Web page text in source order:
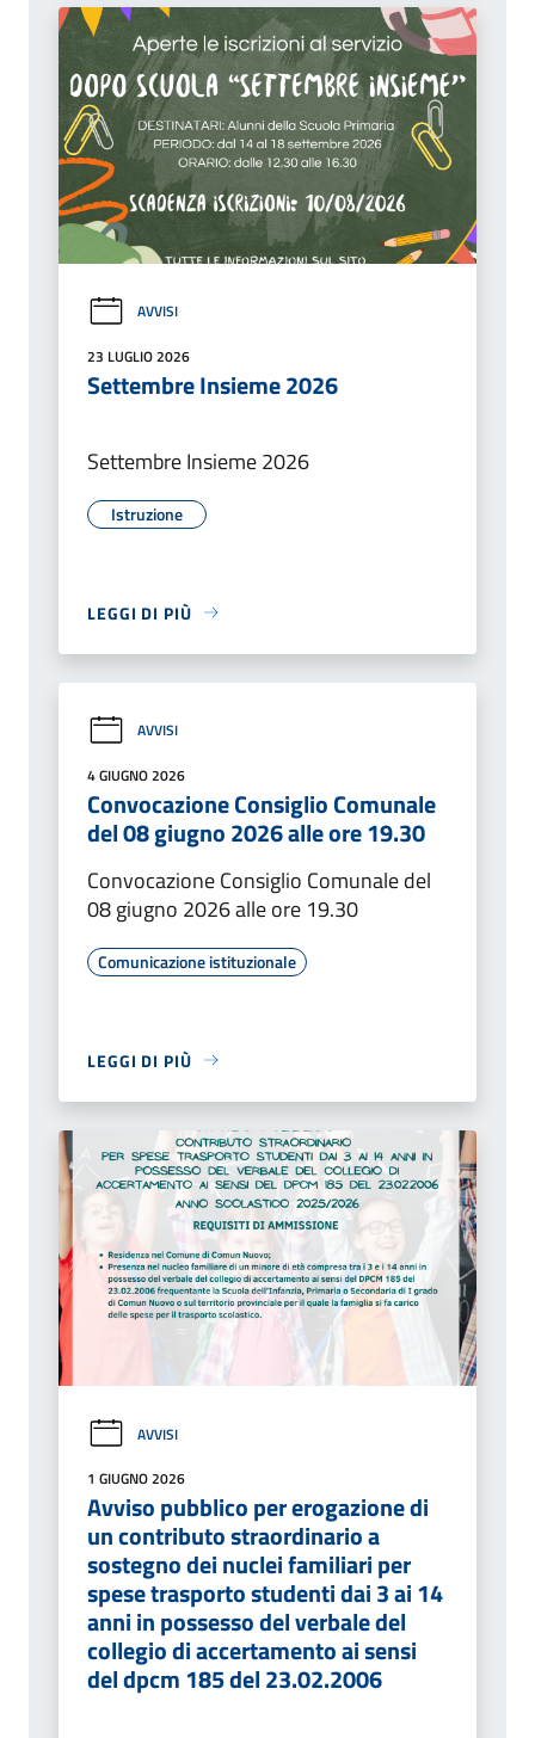
AVVISI
23 LUGLIO 2026
Settembre Insieme 2026
Settembre Insieme 2026
Istruzione
LEGGI DI PIÙ
AVVISI
4 GIUGNO 2026
Convocazione Consiglio Comunale
del 08 giugno 2026 alle ore 19.30
Convocazione Consiglio Comunale del
08 giugno 2026 alle ore 19.30
Comunicazione istituzionale
LEGGI DI PIÙ
AVVISI
1 GIUGNO 2026
Avviso pubblico per erogazione di
un contributo straordinario a
sostegno dei nuclei familiari per
spese trasporto studenti dai 3 ai 14
anni in possesso del verbale del
collegio di accertamento ai sensi
del dpcm 185 del 23.02.2006